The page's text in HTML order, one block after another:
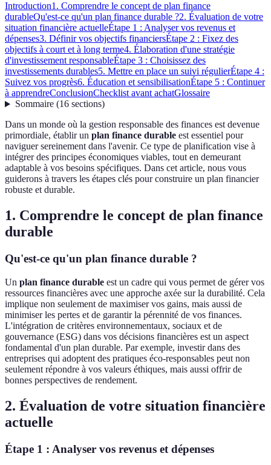
Introduction1. Comprendre le concept de plan finance
durableQu'est-ce qu'un plan finance durable ?2. Évaluation de votre
situation financière actuelleÉtape 1 : Analyser vos revenus et
dépenses3. Définir vos objectifs financiersÉtape 2 : Fixez des
objectifs à court et à long terme4. Élaboration d'une stratégie
d'investissement responsableÉtape 3 : Choisissez des
investissements durables5. Mettre en place un suivi régulierÉtape 4 :
Suivez vos progrès6. Éducation et sensibilisationÉtape 5 : Continuer
à apprendreConclusionChecklist avant achatGlossaire
Sommaire(16 sections)
Dans un monde où la gestion responsable des finances est devenue
primordiale, établir un plan finance durable est essentiel pour
naviguer sereinement dans l'avenir. Ce type de planification vise à
intégrer des principes économiques viables, tout en demeurant
adaptable à vos besoins spécifiques. Dans cet article, nous vous
guiderons à travers les étapes clés pour construire un plan financier
robuste et durable.
1. Comprendre le concept de plan finance
durable
Qu'est-ce qu'un plan finance durable ?
Un plan finance durable est un cadre qui vous permet de gérer vos
ressources financières avec une approche axée sur la durabilité. Cela
implique non seulement de maximiser vos gains, mais aussi de
minimiser les pertes et de garantir la pérennité de vos finances.
L'intégration de critères environnementaux, sociaux et de
gouvernance (ESG) dans vos décisions financières est un aspect
fondamental d'un plan durable. Par exemple, investir dans des
entreprises qui adoptent des pratiques éco-responsables peut non
seulement répondre à vos valeurs éthiques, mais aussi offrir de
bonnes perspectives de rendement.
2. Évaluation de votre situation financière
actuelle
Étape 1 : Analyser vos revenus et dépenses